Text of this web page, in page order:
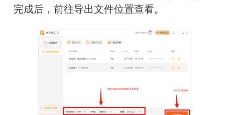
完成后，前往导出文件位置查看。